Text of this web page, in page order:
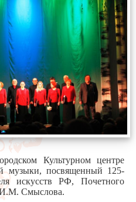
Культурном центре
музыки, посвященный 125-
искусств РФ, Почетного
И.М. Смыслова.